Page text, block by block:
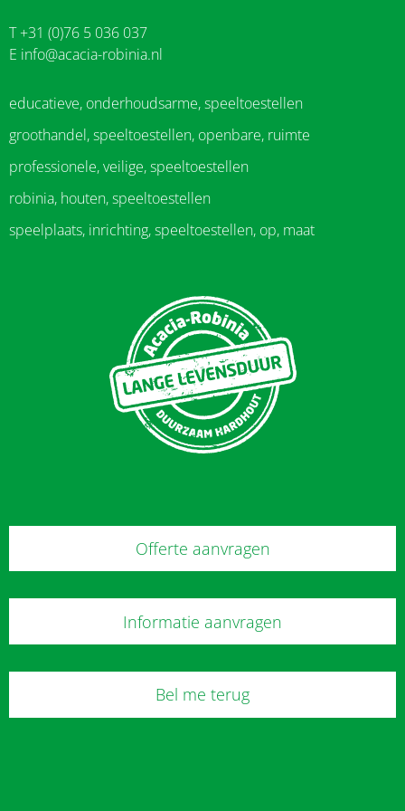
T +31 (0)76 5 036 037
E info@acacia-robinia.nl
educatieve, onderhoudsarme, speeltoestellen
groothandel, speeltoestellen, openbare, ruimte
professionele, veilige, speeltoestellen
robinia, houten, speeltoestellen
speelplaats, inrichting, speeltoestellen, op, maat
Offerte aanvragen
Informatie aanvragen
Bel me terug